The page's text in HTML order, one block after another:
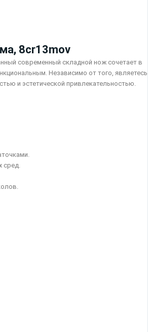
8cr13mov
современный складной нож сочетает в
Независимо от того, являетесь
и эстетической привлекательностью.
сред.